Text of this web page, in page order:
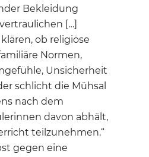
Bekleidung
[…]
ob religiöse
Normen,
Unsicherheit
schlicht die Mühsal
nach dem
davon abhält,
teilzunehmen.“
gegen eine